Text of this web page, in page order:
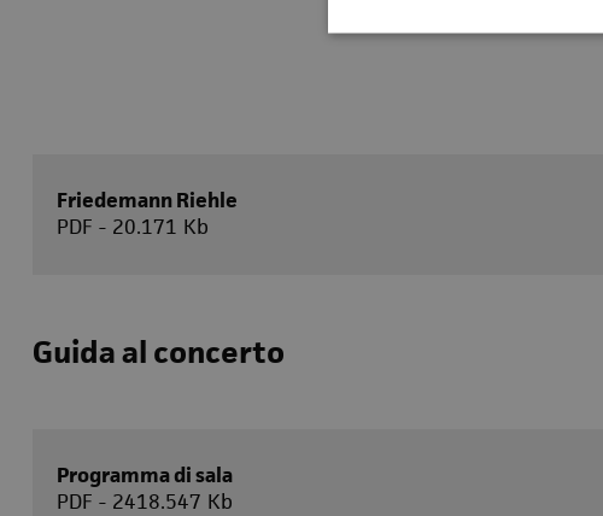
Friedemann Riehle
PDF - 20.171 Kb
Guida al concerto
Programma di sala
PDF - 2418.547 Kb